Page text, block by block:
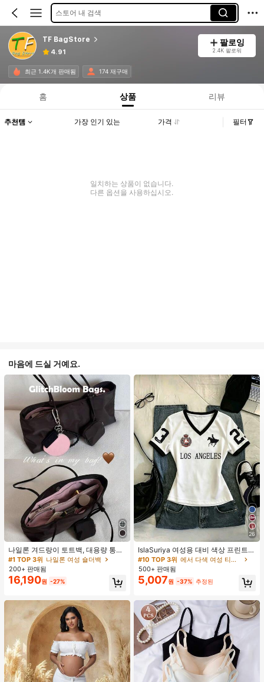
스토어 내 검색
TF BagStore
4.91
팔로잉
2.4K 팔로워
최근 1.4K개 판매됨 174 재구매
홈 상품 리뷰
추천템 가장 인기 있는 가격 필터
일치하는 상품이 없습니다.
다른 옵션을 사용하십시오.
마음에 드실 거예요.
나일론 겨드랑이 토트백, 대용량 통근
숄더백, 작은 메이크업 백 포함, 펜던
트 미포함, 가벼운 일상 핸드백 (펜던
트 미포함)
#1 TOP 3위 나일론 여성 숄더백
200+ 판매됨
16,190원 -27%
26
IslaSuriya 여성용 대비 색상 프린트 V
넥 슬림핏 반팔 티셔츠
#10 TOP 3위
에서 다색 여성 티셔츠
500+ 판매됨
5,007원 -37% 추정된